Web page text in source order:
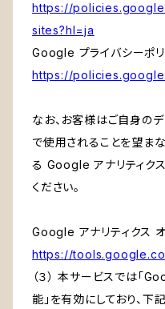
https://
sites?hl=ja
Google プライバシーポリ
https://
なお、お客様はご自身の
で使用されることを望ま
る Google アナリティク
ください。
Google アナリティクス オ
https://
（３） 本サービスでは
能」を有効にしており、下